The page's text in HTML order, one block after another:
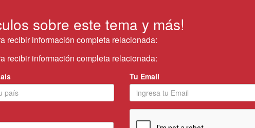
sobre este tema y más!
recibir información completa relacionada:
recibir información completa relacionada:
Tu Email